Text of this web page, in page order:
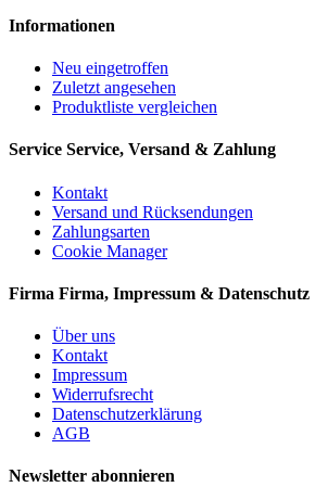
Informationen
Neu eingetroffen
Zuletzt angesehen
Produktliste vergleichen
Service Service, Versand & Zahlung
Kontakt
Versand und Rücksendungen
Zahlungsarten
Cookie Manager
Firma Firma, Impressum & Datenschutz
Über uns
Kontakt
Impressum
Widerrufsrecht
Datenschutzerklärung
AGB
Newsletter abonnieren